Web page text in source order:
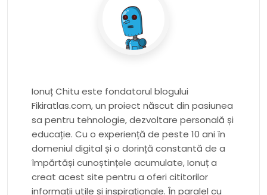
Ionuț Chitu este fondatorul blogului
Fikiratlas.com, un proiect născut din pasiunea
sa pentru tehnologie, dezvoltare personală și
educație. Cu o experiență de peste 10 ani în
domeniul digital și o dorință constantă de a
împărtăși cunoștințele acumulate, Ionuț a
creat acest site pentru a oferi cititorilor
informații utile și inspiraționale. În paralel cu